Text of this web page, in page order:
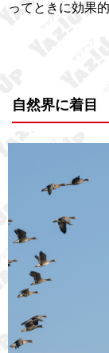
ってときに効果
自然界に着目